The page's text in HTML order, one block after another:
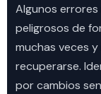
Algunos
peligrosos de
muchas veces
recuperarse.
por cambios